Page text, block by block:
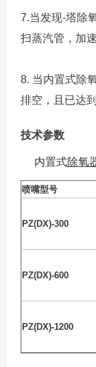
7.当发现-塔除
扫蒸汽管，加
8. 当内置式除
排空，且已达
技术参数
内置式除氧
喷嘴型号
PZ(DX)-300
PZ(DX)-600
PZ(DX)-1200